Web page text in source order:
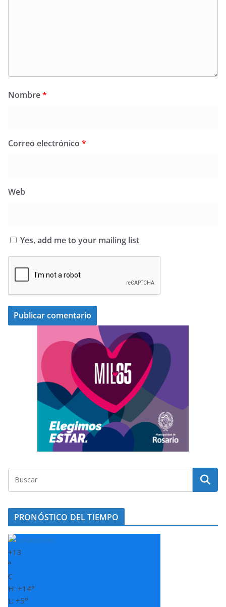
Nombre*
Correo electrónico *
Web
Yes, add me to your mailing list
PRONÓSTICO DEL TIEMPO
+13
°
C
H: +14°
L: +5°